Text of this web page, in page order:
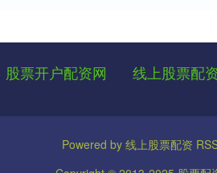
股票开户配资网 线上股票配
Powered by 线上股票配资